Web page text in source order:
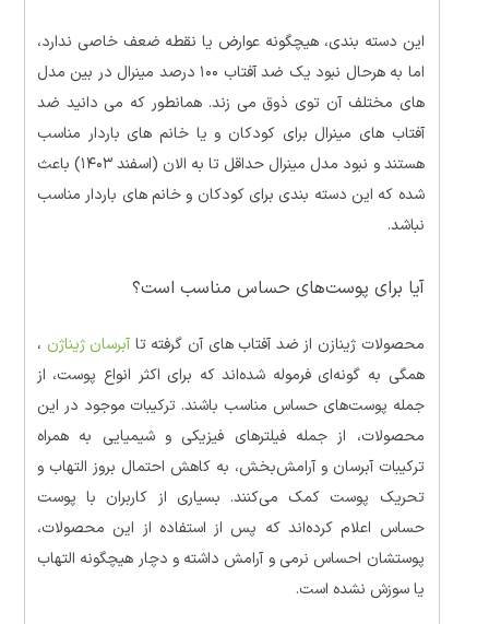
این دسته بندی، هیچگونه عوارض یا نقطه ضعف خاصی ندارد،
اما به هرحال نبود یک ضد آفتاب ۱۰۰ درصد مینرال در بین مدل
های مختلف آن توی ذوق می زند. همانطور که می دانید ضد
آفتاب های مینرال برای کودکان و یا خانم های باردار مناسب
هستند و نبود مدل مینرال حداقل تا به الان (اسفند ۱۴۰۳) باعث
شده که این دسته بندی برای کودکان و خانم های باردار مناسب
نباشد.
آیا برای پوست‌های حساس مناسب است؟
محصولات ژینازن از ضد آفتاب های آن گرفته تا آبرسان ژیناژن ،
همگی به گونه‌ای فرموله شده‌اند که برای اکثر انواع پوست، از
جمله پوست‌های حساس مناسب باشند. ترکیبات موجود در این
محصولات، از جمله فیلترهای فیزیکی و شیمیایی به همراه
ترکیبات آبرسان و آرامش‌بخش، به کاهش احتمال بروز التهاب و
تحریک پوست کمک می‌کنند. بسیاری از کاربران با پوست
حساس اعلام کرده‌اند که پس از استفاده از این محصولات،
پوستشان احساس نرمی و آرامش داشته و دچار هیچگونه التهاب
یا سوزش نشده است.